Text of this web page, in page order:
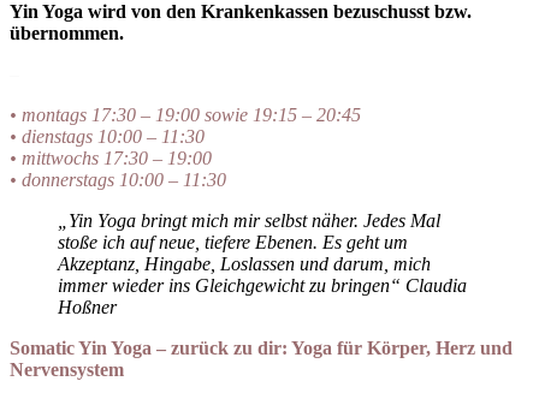
Yin Yoga wird von den Krankenkassen bezuschusst bzw.
übernommen.
• montags 17:30 – 19:00 sowie 19:15 – 20:45
• dienstags 10:00 – 11:30
• mittwochs 17:30 – 19:00
• donnerstags 10:00 – 11:30
„Yin Yoga bringt mich mir selbst näher. Jedes Mal
stoße ich auf neue, tiefere Ebenen. Es geht um
Akzeptanz, Hingabe, Loslassen und darum, mich
immer wieder ins Gleichgewicht zu bringen“ Claudia
Hoßner
Somatic Yin Yoga – zurück zu dir: Yoga für Körper, Herz und
Nervensystem